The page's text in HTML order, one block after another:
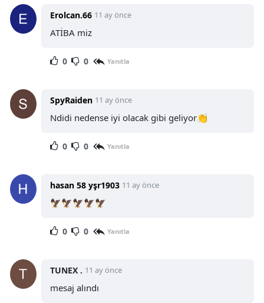
Erolcan.66 11 ay önce
ATİBA miz
0 0 Yanıtla
SpyRaiden 11 ay önce
Ndidi nedense iyi olacak gibi geliyor👏
0 0 Yanıtla
hasan 58 yşr1903 11 ay önce
🦅🦅🦅🦅🦅
0 0 Yanıtla
TUNEX . 11 ay önce
mesaj alındı